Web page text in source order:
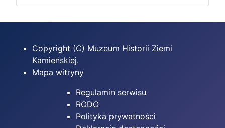
Copyright (C) Muzeum Historii Ziemi
Kamieńskiej.
Mapa witryny
Regulamin serwisu
RODO
Polityka prywatności